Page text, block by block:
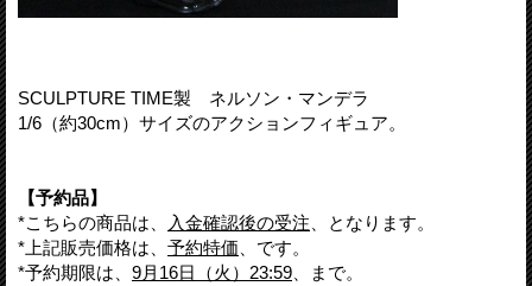
SCULPTURE TIME製 ネルソン・マンデラ
1/6（約30cm）サイズのアクションフィギュア。
【予約品】
*こちらの商品は、
入金確認後の受注 、となります。
*上記販売価格は、 予約特価 、です。
*予約期限は、 9月16日（火）23:59 、まで。